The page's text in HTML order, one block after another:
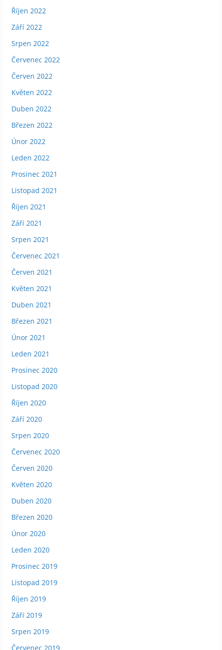
Říjen 2022
Září 2022
Srpen 2022
Červenec 2022
Červen 2022
Květen 2022
Duben 2022
Březen 2022
Únor 2022
Leden 2022
Prosinec 2021
Listopad 2021
Říjen 2021
Září 2021
Srpen 2021
Červenec 2021
Červen 2021
Květen 2021
Duben 2021
Březen 2021
Únor 2021
Leden 2021
Prosinec 2020
Listopad 2020
Říjen 2020
Září 2020
Srpen 2020
Červenec 2020
Červen 2020
Květen 2020
Duben 2020
Březen 2020
Únor 2020
Leden 2020
Prosinec 2019
Listopad 2019
Říjen 2019
Září 2019
Srpen 2019
Červenec 2019